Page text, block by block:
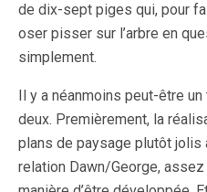
de dix-sept piges qui, pour
oser pisser sur l’arbre en
simplement.
Il y a néanmoins peut-être
deux. Premièrement, la
plans de paysage plutôt jolis
relation Dawn/George,